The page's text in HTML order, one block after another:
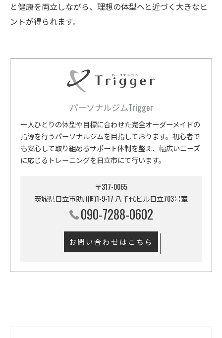
と健康を両立しながら、理想の体型へと近づく大きなヒ
ントが得られます。
パーソナルジムTrigger
一人ひとりの体型や目標に合わせた完全オーダーメイドの
指導を行うパーソナルジムを目指しております。初心者で
も安心して取り組めるサポート体制を整え、幅広いニーズ
に応じるトレーニングを日立市にて行います。
〒317-0065
茨城県日立市助川町1-9-17 八千代ビル日立703号室
090-7288-0602
お問い合わせはこちら